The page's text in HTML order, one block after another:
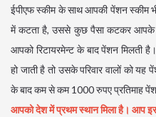
ईपीएफ स्कीम के साथ आपकी पेंशन स्कीम
में कटता है, उससे कुछ पैसा कटकर आपके
आपको रिटायरमेन्ट के बाद पेंशन मिलती है।
हो जाती है तो उसके परिवार वालों को
के बाद कम से कम 1000 रुपए प्रतिमाह
आपको देश में प्रथम स्थान मिला है। आप